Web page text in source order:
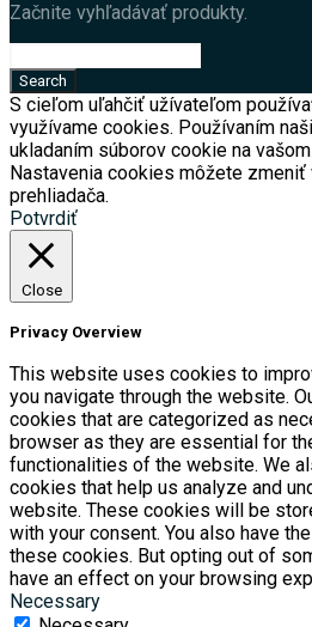
Začnite vyhľadávať produkty.
S cieľom uľahčiť užívateľom
využívame cookies. Používaním
ukladaním súborov cookie na
Nastavenia cookies môžete zmeniť
prehliadača.
Potvrdiť
Close
Privacy Overview
This website uses cookies to
you navigate through the website.
cookies that are categorized as
browser as they are essential for
functionalities of the website. We
cookies that help us analyze and
website. These cookies will be
with your consent. You also have
these cookies. But opting out of
have an effect on your browsing
Necessary